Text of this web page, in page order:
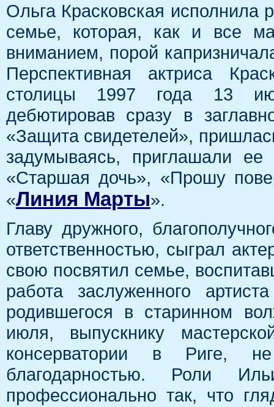
Ольга Красковская
семье, которая, как и все
вниманием, порой
Перспективная актриса
столицы 1997 года 13
дебютировав сразу в
«Защита свидетелей»,
задумываясь, приглашали
«Старшая дочь», «Прошу
«Линия Марты».
Главу дружного,
ответственностью, сыграл
свою посвятил семье,
работа заслуженного
родившегося в старинном
июля, выпускнику
консерватории в Риге,
благодарностью. Роли
профессионально так, что